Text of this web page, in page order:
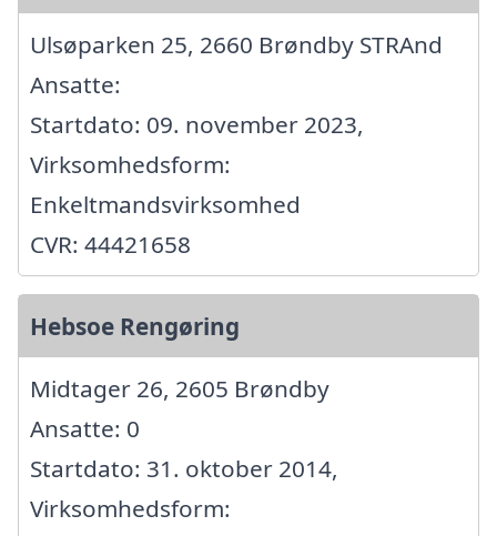
Ulsøparken 25, 2660 Brøndby STRAnd
Ansatte:
Startdato: 09. november 2023,
Virksomhedsform:
Enkeltmandsvirksomhed
CVR: 44421658
Hebsoe Rengøring
Midtager 26, 2605 Brøndby
Ansatte: 0
Startdato: 31. oktober 2014,
Virksomhedsform: